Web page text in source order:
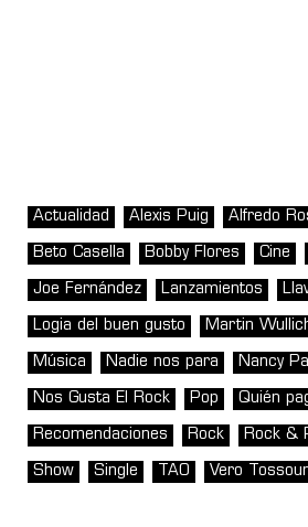
Actualidad Alexis Puig Alfredo
Beto Casella Bobby Flores Cine
Joe Fernández Lanzamientos
Logia del buen gusto Martin
Música Nadie nos para Nancy
Nos Gusta El Rock Pop Quién
Recomendaciones Rock Rock &
Show Single TAO Vero